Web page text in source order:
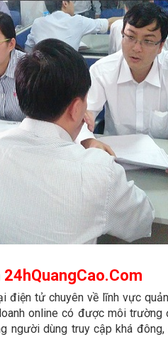
24hQuangCao.Com
điện tử chuyên về lĩnh vực
online có được môi trường
dùng truy cập khá